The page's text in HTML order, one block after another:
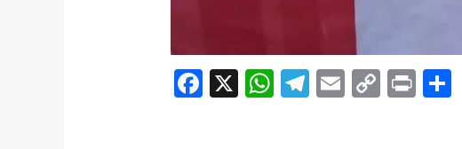
Facebook
X WhatsApp
Telegram
EmailCopyPrint